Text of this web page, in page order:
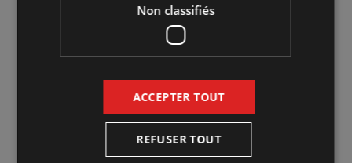
Non classifiés
ACCEPTER TOUT
REFUSER TOUT